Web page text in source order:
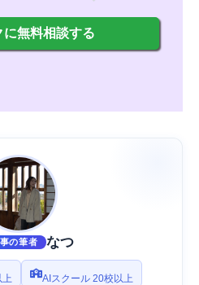
に無料相談する
の筆者 なつ
AIスクール 20校以上